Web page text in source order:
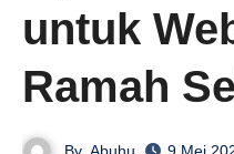
untuk
Ramah
By Abuhu